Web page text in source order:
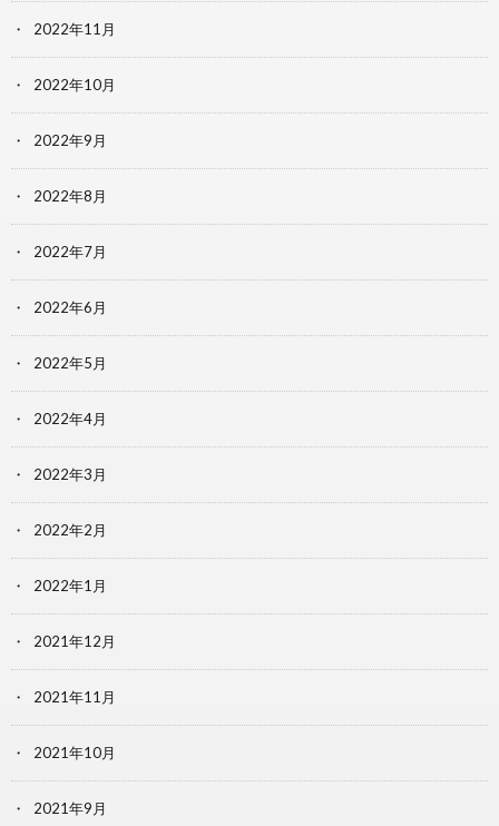
2022年11月
2022年10月
2022年9月
2022年8月
2022年7月
2022年6月
2022年5月
2022年4月
2022年3月
2022年2月
2022年1月
2021年12月
2021年11月
2021年10月
2021年9月